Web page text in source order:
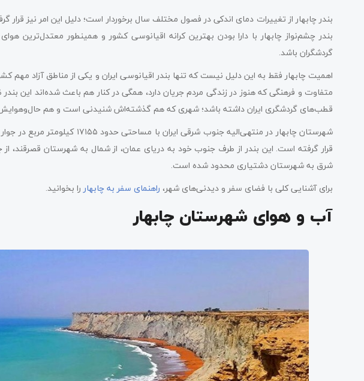
بندر چابهار از تغییرات دمای اندکی در فصول مختلف سال برخوردار است؛ دلیل این امر نیز قرار
بندر چشم‌نواز چابهار با دارا بودن بهترین کرانه اقیانوسی کشور و همینطور معتدل‌ترین
گردشگران باشد.
اهمیت چابهار فقط به این دلیل نیست که تنها بندر اقیانوسی ایران و یکی از مناطق آزاد مهم
متفاوت و فرهنگی که هنوز در زندگی مردم جریان دارد، همگی در کنار هم باعث شده‌اند این
قطب‌های گردشگری ایران داشته باشد؛ شهری که هم گذشته‌اش شنیدنی است و هم حال‌وهوایش
شهرستان چابهار در منتهی‌الیه جنوب شرقی
قرار گرفته‌ است. این بندر از طرف جنوب خود به دریای عمان، از شمال به شهرستان قصرقند،
شرق به شهرستان دشتیاری محدود شده است.
برای آشنایی کلی با فضای سفر و دیدنی‌های شهر، راهنمای سفر به چابهاررا بخوانید.
آب و هوای شهرستان چابهار